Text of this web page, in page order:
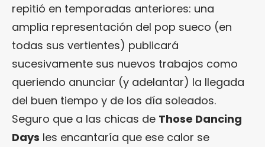
repitió en temporadas anteriores: una
amplia representación del pop sueco (en
todas sus vertientes) publicará
sucesivamente sus nuevos trabajos como
queriendo anunciar (y adelantar) la llegada
del buen tiempo y de los día soleados.
Seguro que a las chicas de Those Dancing
Days les encantaría que ese calor se